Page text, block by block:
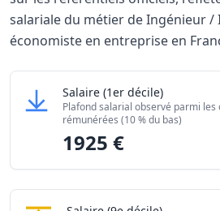
salariale du métier de Ingénieur /
économiste en entreprise en
Grille salariale Ingénieur /
Niveau de salaire
Salaire minimum (10% les moins
Salaire maximum (10% les mieux
Salaire Ingénieur /
(1er décile)
Plafond salarial observé parmi les
rémunérées (10 % du bas)
1925 €